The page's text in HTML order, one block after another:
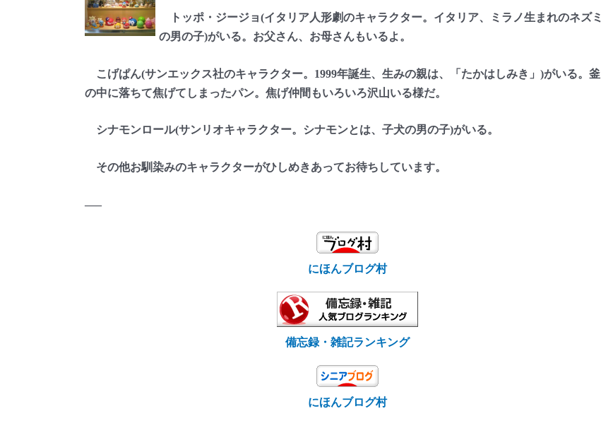
トッポ・ジージョ(イタリア人形劇のキャラクター。イタリア、ミラノ生まれのネズミ
の男の子)がいる。お父さん、お母さんもいるよ。
こげぱん(サンエックス社のキャラクター。1999年誕生、生みの親は、「たかはしみき」)がいる。釜
の中に落ちて焦げてしまったパン。焦げ仲間もいろいろ沢山いる様だ。
シナモンロール(サンリオキャラクター。シナモンとは、子犬の男の子)がいる。
その他お馴染みのキャラクターがひしめきあってお待ちしています。
—–
にほんブログ村
備忘録・雑記ランキング
にほんブログ村